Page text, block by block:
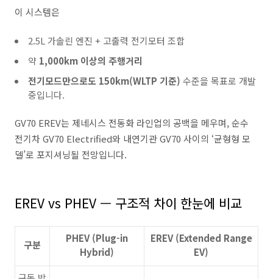
이 시스템은
2.5L 가솔린 엔진 + 고출력 전기모터 조합
약 1,000km 이상의 주행거리
전기모드만으로도 150km(WLTP 기준) 수준을 목표로 개발
중입니다.
GV70 EREV는 제네시스 전동화 라인업의 공백을 메우며, 순수
전기차 GV70 Electrified와 내연기관 GV70 사이의 ‘균형형 모
델’로 포지셔닝될 전망입니다.
EREV vs PHEV — 구조적 차이 한눈에 비교
구분
PHEV (Plug-in
Hybrid)
EREV (Extended Range
EV)